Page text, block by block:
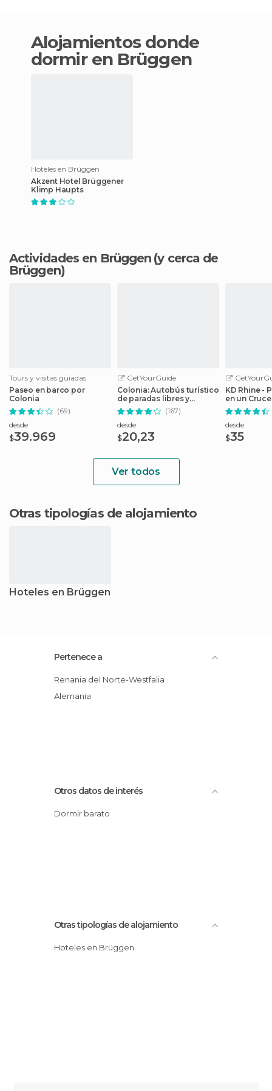
Alojamientos donde
dormir en Brüggen
Hoteles en Brüggen
Akzent Hotel Brüggener
Klimp Haupts
Actividades en Brüggen (y cerca de
Brüggen)
Tours y visitas guiadas
Paseo en barco por
Colonia
(69)
desde
$39.969
GetYourGuide
Colonia: Autobús turístico
de paradas libres y
crucero
(167)
desde
$20,23
KD Rhine -
en un
Rin
desde
$35
Ver todos
Otras tipologías de alojamiento
Hoteles en Brüggen
Pertenece a
Renania del Norte-Westfalia
Alemania
Otros datos de interés
Dormir barato
Otras tipologías de alojamiento
Hoteles en Brüggen